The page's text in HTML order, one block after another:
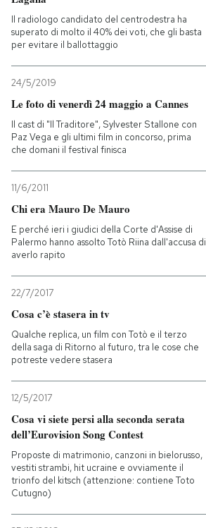
CALENDARIO
AREA PERSONALE
Entra
Il radiologo candidato del centrodestra ha
superato di molto il 40% dei voti, che gli basta
per evitare il ballottaggio
24/5/2019
Le foto di venerdì 24 maggio a Cannes
Il cast di "Il Traditore", Sylvester Stallone con
Paz Vega e gli ultimi film in concorso, prima
che domani il festival finisca
11/6/2011
Chi era Mauro De Mauro
E perché ieri i giudici della Corte d'Assise di
Palermo hanno assolto Totò Riina dall'accusa di
averlo rapito
22/7/2017
Cosa c’è stasera in tv
Qualche replica, un film con Totò e il terzo
della saga di Ritorno al futuro, tra le cose che
potreste vedere stasera
12/5/2017
Cosa vi siete persi alla seconda serata
dell’Eurovision Song Contest
Proposte di matrimonio, canzoni in bielorusso,
vestiti strambi, hit ucraine e ovviamente il
trionfo del kitsch (attenzione: contiene Toto
Cutugno)